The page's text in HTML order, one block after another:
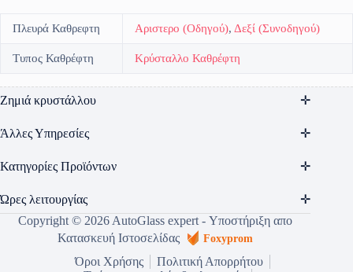
Πλευρά Καθρεφτη Αριστερο (Οδηγού), Δεξί (Συνοδηγού)
Τυπος Καθρέφτη Κρύσταλλο Καθρέφτη
Ζημιά κρυστάλλου
Άλλες Υπηρεσίες
Κατηγορίες Προϊόντων
Ώρες λειτουργίας
Copyright © 2026 AutoGlass expert - Υποστήριξη απο
Κατασκευή Ιστοσελίδας
Foxyprom
Όροι Χρήσης
Πολιτική Απορρήτου